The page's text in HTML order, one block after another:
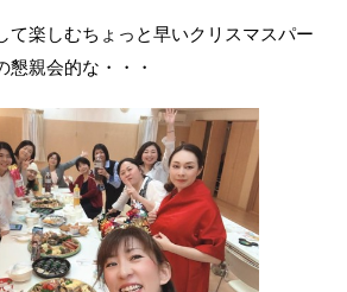
て楽しむちょっと早いクリスマスパー
懇親会的な・・・